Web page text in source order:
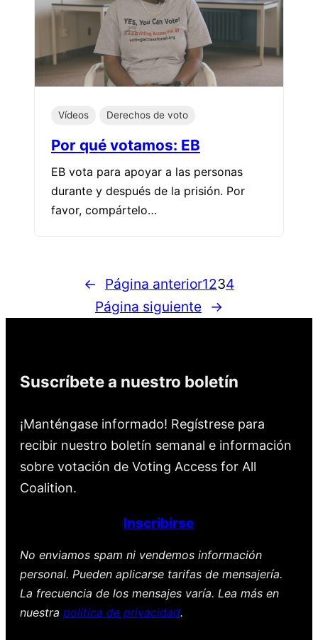
Vídeos Derechos de voto
Por qué votamos: EB
EB vota para apoyar a las personas
durante y después de la prisión. Por
favor, compártelo…
← Página anterior1234
Página siguiente →
Suscríbete a nuestro boletín
¡Manténgase informado! Regístrese para
recibir nuestro boletín semanal e información
sobre votación de Voting Access for All
Coalition.
Inscribirse
No enviamos spam ni vendemos información
personal. Pueden aplicarse tarifas de mensajería.
La frecuencia de los mensajes varía. Lea más en
nuestra política de privacidad.